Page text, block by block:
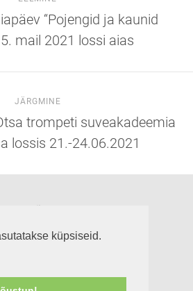
küpsiseid.
“Pojengid ja kaunid
mail 2021 lossi aias
JÄRGMINE
trompeti suveakadeemia
lossis 21.-24.06.2021
LAHTIOLEKUAJAD